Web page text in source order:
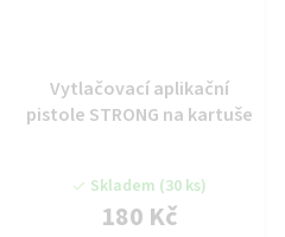
Vytlačovací aplikační
pistole STRONG na kartuše
Skladem (30 ks)
180 Kč